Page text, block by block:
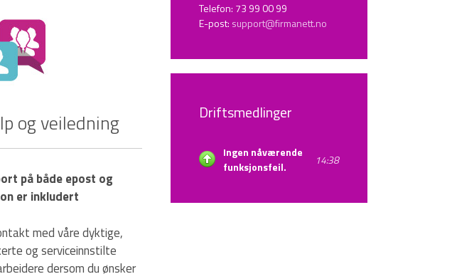
og veiledning
på både epost og
er inkludert
med våre dyktige,
og serviceinnstilte
dersom du ønsker
Telefon: 73 99 00 99
E-post: support@firmanett.no
Driftsmedlinger
Ingen nåværende
funksjonsfeil.
14:38